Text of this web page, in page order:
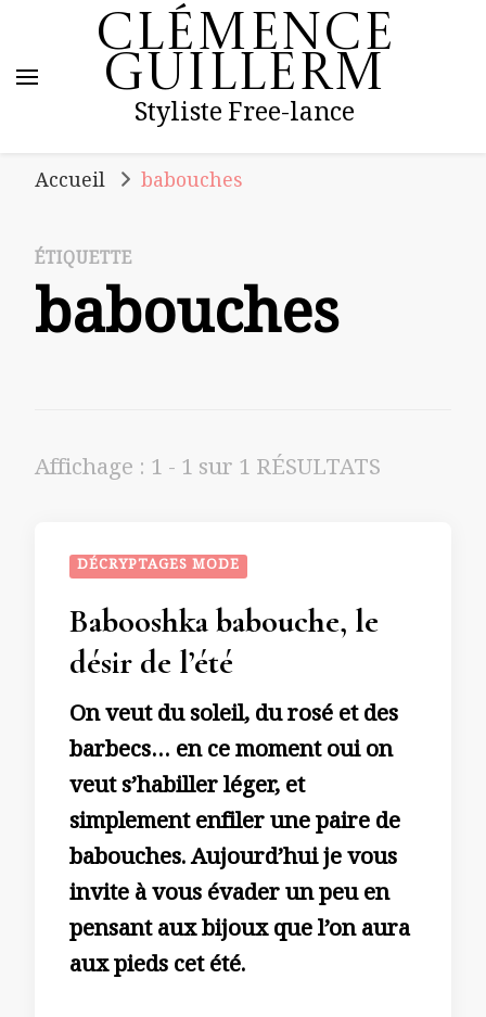
Clémence
Guillerm
Styliste Free-lance
Accueil babouches
ÉTIQUETTE
babouches
Affichage : 1 - 1 sur 1 RÉSULTATS
DÉCRYPTAGES MODE
Babooshka babouche, le
désir de l’été
On veut du soleil, du rosé et des
barbecs… en ce moment oui on
veut s’habiller léger, et
simplement enfiler une paire de
babouches. Aujourd’hui je vous
invite à vous évader un peu en
pensant aux bijoux que l’on aura
aux pieds cet été.